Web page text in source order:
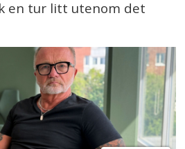
en tur litt utenom det